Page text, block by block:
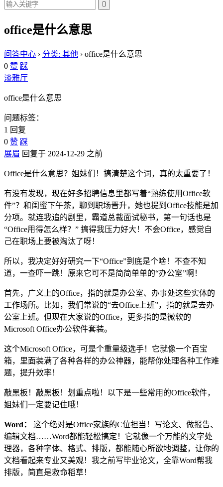

office是什么意思
问答中心 › 分类: 其他 › office是什么意思
0 赞 踩
淡雅厅
office是什么意思
问题标签：
1 回复
0 赞 踩
展眉 回复于 2024-12-29 之前
Office是什么意思？姐妹们！搞清楚这个词，真的太重要了！
有没有发现，现在好多招聘信息里都写着“熟练使用Office软
件”？和闺蜜下午茶，聊到职场晋升，她也提到Office技能是加
分项。就连我追的剧里，霸道总裁面试秘书，第一句话也是
“Office用得怎么样？” 搞得我压力好大！不会Office，感觉自
己在职场上要被淘汰了呀！
所以，我决定好好研究一下“Office”到底是个啥！不查不知
道，一查吓一跳！原来它可不是简简单单的“办公室”啊！
首先，广义上的Office，指的就是办公室、办事处这些实体的
工作场所。比如，我们常说的“去Office上班”，指的就是去办
公室上班。但现在大家说的Office，更多指的是微软的
Microsoft Office办公软件套装。
这个Microsoft Office，可是个重量级选手！它就像一个百宝
箱，里面装满了各种各样的办公神器，能帮你处理各种工作难
题，提升效率！
敲黑板！敲黑板！划重点啦！以下是一些常用的Office软件，
姐妹们一定要记住哦！
Word：
这个绝对是Office家族的C位担当！写论文、做报告、
编辑文档……Word都能轻松搞定！它就像一个万能的文字处
理器，各种字体、格式、排版，都能随心所欲地调整，让你的
文档看起来专业又美观！我之前写毕业论文，全靠Word帮我
排版，简直是救命稻草！